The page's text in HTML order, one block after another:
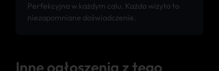
Perfekcyjna w każdym calu. Każda wizyta to
niezapomniane doświadczenie.
Inne ogłoszenia z tego